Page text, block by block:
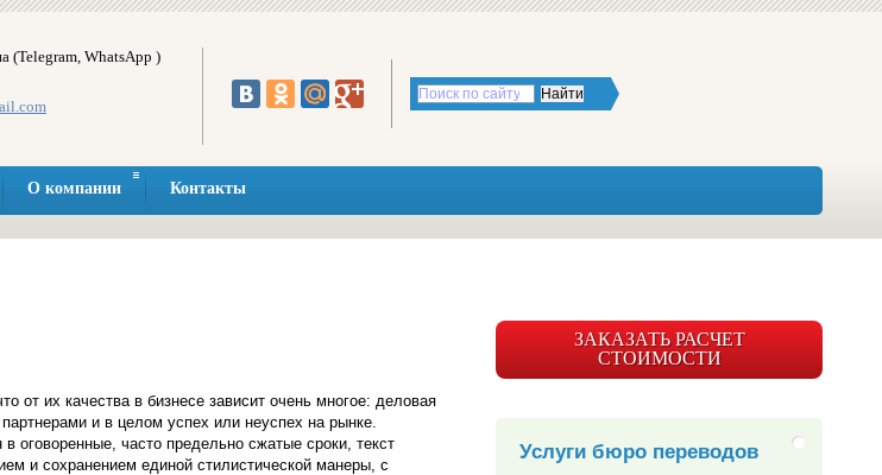
(Telegram, WhatsApp )
О компании Контакты
ЗАКАЗАТЬ РАСЧЕТ
СТОИМОСТИ
Услуги бюро переводов
от их качества в бизнесе зависит очень многое: деловая
и в целом успех или неуспех на рынке.
оговоренные, часто предельно сжатые сроки, текст
и сохранением единой стилистической манеры, с